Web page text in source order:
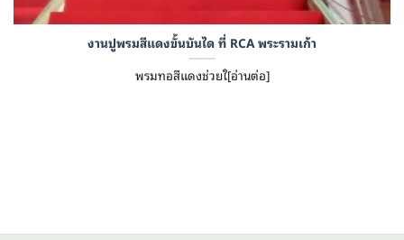
งานปูพรมสีแดงขั้นบันได ที่ RCA พระรามเก้า
พรมทอสีแดงช่วยใ[อ่านต่อ]